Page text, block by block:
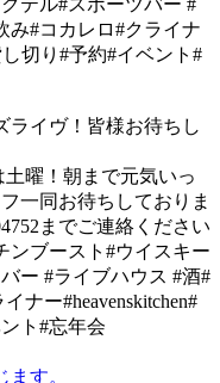
ライヴ！皆様お待ちし
曜！朝まで元気いっ
一同お待ちしておりま
までご連絡ください
ンブースト#ウイスキー
ー #ライブハウス #酒#
ナー#heavenskitchen#
ト#忘年会
す。